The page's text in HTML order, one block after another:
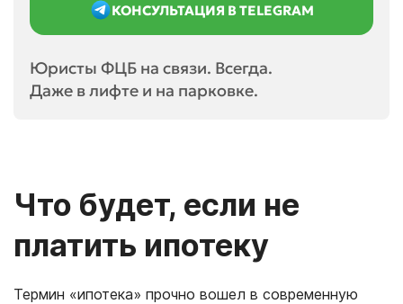
КОНСУЛЬТАЦИЯ В TELEGRAM
Юристы ФЦБ на связи. Всегда.
Даже в лифте и на парковке.
Что будет, если не
платить ипотеку
Термин «ипотека» прочно вошел в современную